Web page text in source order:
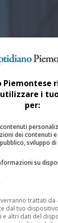
Piemontese
utilizzare i
per:
dei contenuti
sviluppo
su
trattati da
dal tuo
e altri dati del